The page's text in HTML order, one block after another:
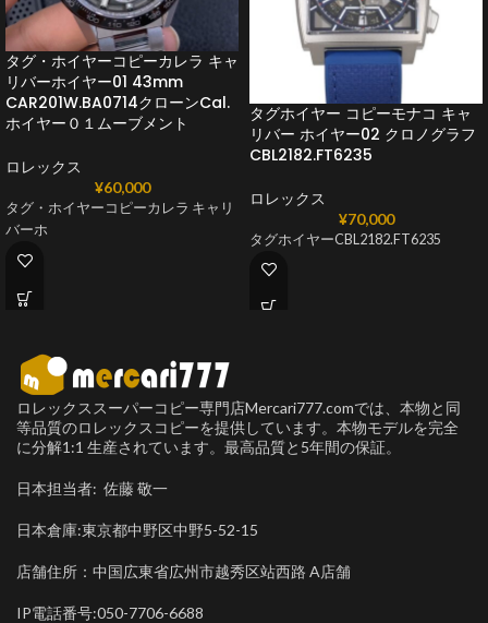
タグ・ホイヤーコピーカレラ キャ
リバーホイヤー01 43mm
CAR201W.BA0714クローンCal.
ホイヤー０１ムーブメント
ロレックス
¥60,000
タグ・ホイヤーコピーカレラ キャリ
バーホ
タグホイヤー コピーモナコ キャ
リバー ホイヤー02 クロノグラフ
CBL2182.FT6235
ロレックス
¥70,000
タグホイヤーCBL2182.FT6235
ロレックススーパーコピー専門店Mercari777.comでは、本物と同
等品質のロレックスコピーを提供しています。本物モデルを完全
に分解1:1 生産されています。最高品質と5年間の保証。
日本担当者: 佐藤 敬一
日本倉庫:東京都中野区中野5-52-15
店舗住所：中国広東省広州市越秀区站西路 A店舗
IP電話番号:050-7706-6688